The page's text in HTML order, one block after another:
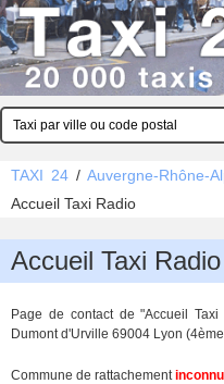
TAXI 24 /Auvergne-Rhône-
Accueil Taxi Radio
Accueil Taxi Radio
Page de contact de "Accueil
Dumont d'Urville 69004 Lyon
Commune de rattachement